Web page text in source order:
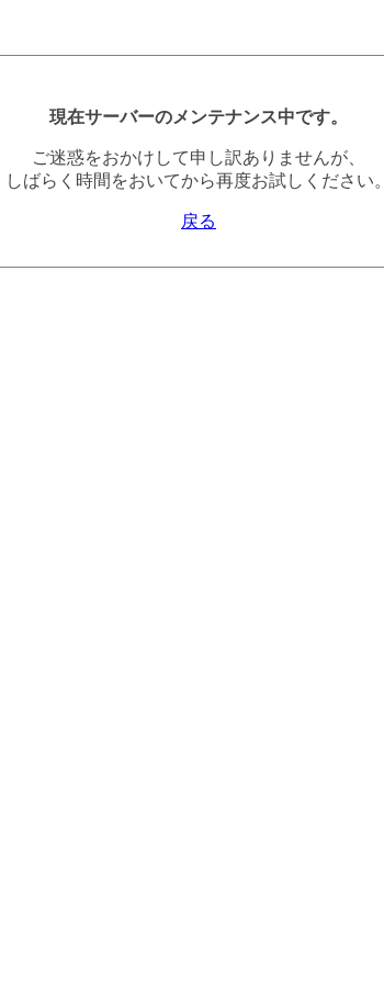
現在サーバーのメンテナンス中です。
ご迷惑をおかけして申し訳ありませんが、
しばらく時間をおいてから再度お試しください。
戻る